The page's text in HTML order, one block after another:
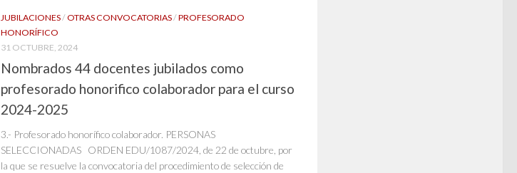
JUBILACIONES/OTRAS CONVOCATORIAS/PROFESORADO
HONORÍFICO
31 OCTUBRE, 2024
Nombrados 44 docentes jubilados como
profesorado honorifico colaborador para el curso
2024-2025
3.- Profesorado honorífico colaborador. PERSONAS
SELECCIONADAS ORDEN EDU/1087/2024, de 22 de octubre, por
la que se resuelve la convocatoria del procedimiento de selección de